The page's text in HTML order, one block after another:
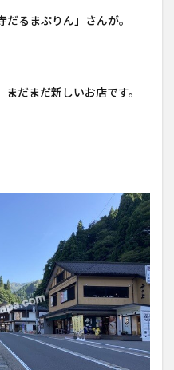
るまぷりん」さんが。
まだまだ新しいお店です。